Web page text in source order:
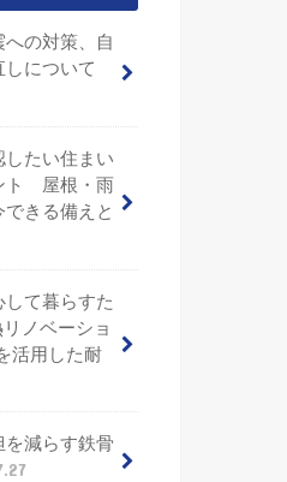
の対策、自
について
したい住まい
ト 屋根・雨
きる備えと
して暮らすた
ノベーショ
活用した耐
を減らす鉄骨